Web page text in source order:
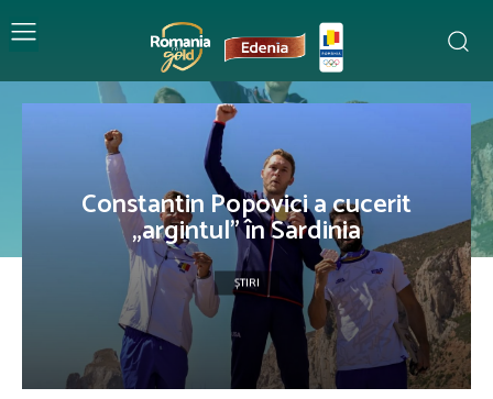
Constantin Popovici a cucerit
„argintul” în Sardinia
ȘTIRI